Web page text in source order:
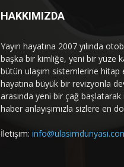
HAKKIMIZDA
Yayın hayatına 2007 yılında
başka bir kimliğe, yeni bir yüze
bütün ulaşım sistemlerine hitap
hayatına büyük bir revizyonla
arasında yeni bir çağ
haber anlayışımızla sizlere en
İletişim: